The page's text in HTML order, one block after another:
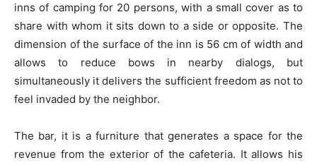
inns of camping for 20 persons, with a small cover as to
share with whom it sits down to a side or opposite. The
dimension of the surface of the inn is 56 cm of width and
allows to reduce bows in nearby dialogs, but
simultaneously it delivers the sufficient freedom as not to
feel invaded by the neighbor.
The bar, it is a furniture that generates a space for the
revenue from the exterior of the cafeteria. It allows his